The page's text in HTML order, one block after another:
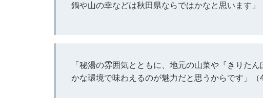
鍋や山の幸などは秋田県ならではかなと思います」
「秘湯の雰囲気とともに、地元の山菜や『きりた
かな環境で味わえるのが魅力だと思うからです」（